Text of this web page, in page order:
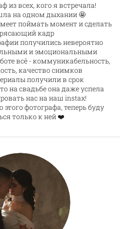
из всех, кого я встречала!
на одном дыхании 🤩
поймать момент и сделать
кадр
получились невероятно
и эмоциональными
всё - коммуникабельность,
качество снимков
получили в срок
на свадьбе она даже успела
нас на наш instax!
фотографа, теперь буду
только к ней ❤️